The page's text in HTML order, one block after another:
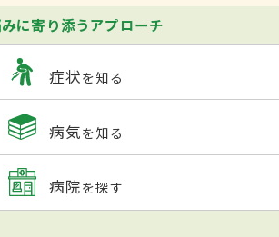
に寄り添うアプローチ
症状を知る
病気を知る
病院を探す